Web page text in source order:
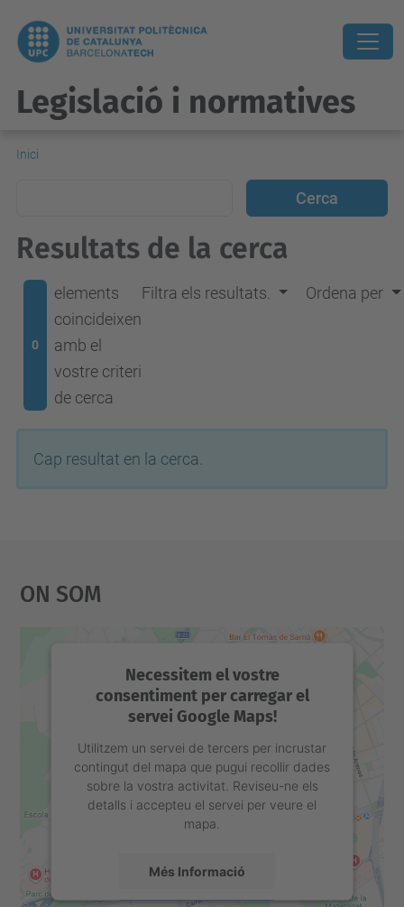
Legislació i normatives
Inici
Resultats de la cerca
0
elements
coincideixen
amb el
vostre criteri
de cerca
Filtra els resultats. Ordena per
Cap resultat en la cerca.
On Som
Necessitem el vostre
consentiment per carregar el
servei Google Maps!
Utilitzem un servei de tercers per incrustar
contingut del mapa que pugui recollir dades
sobre la vostra activitat. Reviseu-ne els
detalls i accepteu el servei per veure el
mapa.
Més Informació